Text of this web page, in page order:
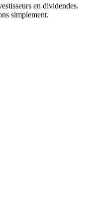
en dividendes.
simplement.